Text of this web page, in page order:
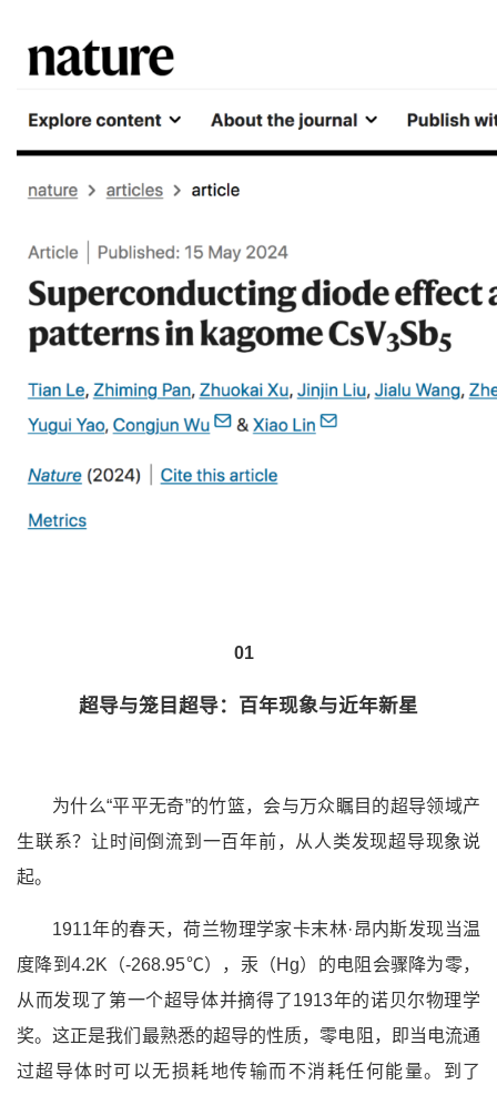
01
超导与笼目超导：百年现象与近年新星
为什么“平平无奇”的竹篮，会与万众瞩目的超导领域产
生联系？让时间倒流到一百年前，从人类发现超导现象说
起。
1911年的春天，荷兰物理学家卡末林·昂内斯发现当温
度降到4.2K（-268.95℃），汞（Hg）的电阻会骤降为零，
从而发现了第一个超导体并摘得了1913年的诺贝尔物理学
奖。这正是我们最熟悉的超导的性质，零电阻，即当电流通
过超导体时可以无损耗地传输而不消耗任何能量。到了